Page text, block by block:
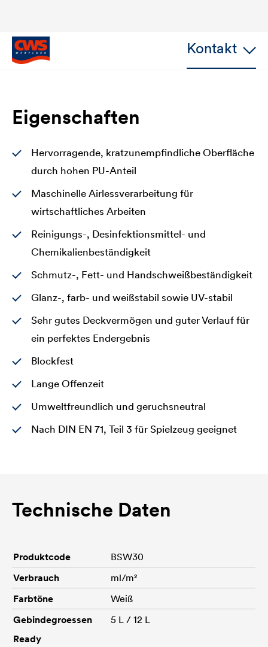
Kontakt
Eigenschaften
Hervorragende, kratzunempfindliche Oberfläche
durch hohen PU-Anteil
Maschinelle Airlessverarbeitung für
wirtschaftliches Arbeiten
Reinigungs-, Desinfektionsmittel- und
Chemikalienbeständigkeit
Schmutz-, Fett- und Handschweißbeständigkeit
Glanz-, farb- und weißstabil sowie UV-stabil
Sehr gutes Deckvermögen und guter Verlauf für
ein perfektes Endergebnis
Blockfest
Lange Offenzeit
Umweltfreundlich und geruchsneutral
Nach DIN EN 71, Teil 3 für Spielzeug geeignet
Technische Daten
Produktcode
BSW30
Verbrauch
ml/m²
Farbtöne
Weiß
Gebindegroessen
Ready
5 L / 12 L